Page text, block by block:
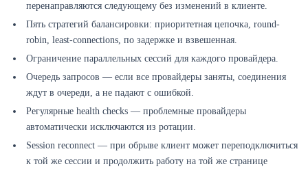
перенаправляются следующему без изменений в клиенте.
Пять стратегий балансировки: приоритетная цепочка, round-
robin, least-connections, по задержке и взвешенная.
Ограничение параллельных сессий для каждого провайдера.
Очередь запросов — если все провайдеры заняты, соединения
ждут в очереди, а не падают с ошибкой.
Регулярные health checks — проблемные провайдеры
автоматически исключаются из ротации.
Session reconnect — при обрыве клиент может переподключиться
к той же сессии и продолжить работу на той же странице